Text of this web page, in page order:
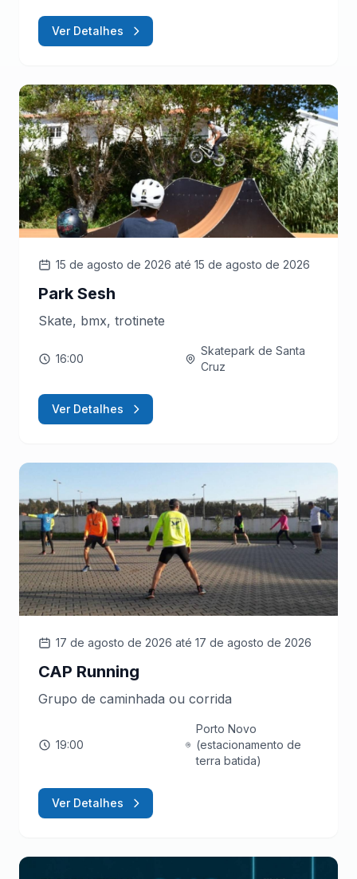
Ver Detalhes
15 de agosto de 2026 até 15 de agosto de 2026
Park Sesh
Skate, bmx, trotinete
16:00
Skatepark de Santa
Cruz
Ver Detalhes
17 de agosto de 2026 até 17 de agosto de 2026
CAP Running
Grupo de caminhada ou corrida
19:00
Porto Novo
(estacionamento de
terra batida)
Ver Detalhes